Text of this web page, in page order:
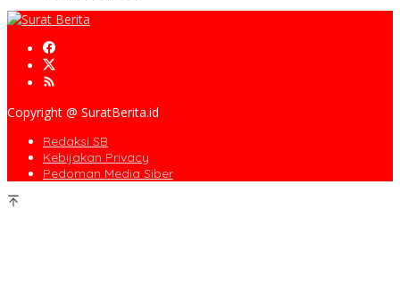
Copyright @ SuratBerita.id
Redaksi SB
Kebijakan Privacy
Pedoman Media Siber